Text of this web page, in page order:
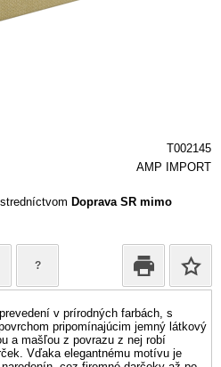
T002145
AMP IMPORT
Doprava SR mimo
?
v prírodných farbách, s
pripomínajúcim jemný látkový
a mašľou z povrazu z nej robí
Vďaka elegantnému motívu je